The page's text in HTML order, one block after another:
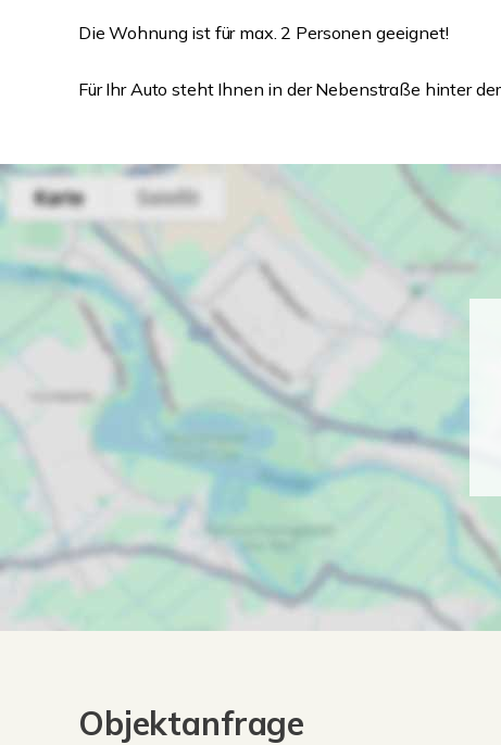
Die Wohnung ist für max. 2 Personen geeignet!
Für Ihr Auto steht Ihnen in der Nebenstraße hinter
Objektanfrage